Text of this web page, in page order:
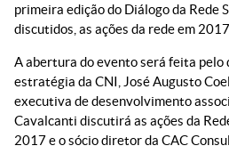
primeira edição do Diálogo da Rede
discutidos, as ações da rede em
A abertura do evento será feita
estratégia da CNI, José Augusto
executiva de desenvolvimento
Cavalcanti discutirá as ações da
2017 e o sócio diretor da CAC